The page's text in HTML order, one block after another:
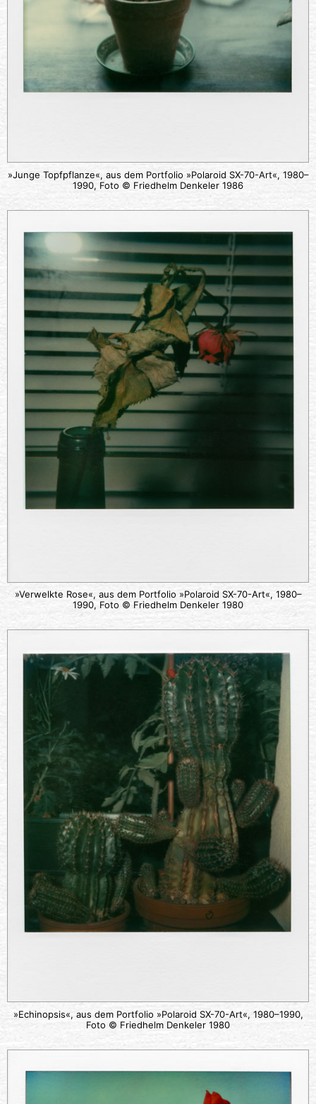
»Junge Topfpflanze«, aus dem Portfolio »Polaroid SX-70-Art«, 1980–
1990, Foto © Friedhelm Denkeler 1986
»Verwelkte Rose«, aus dem Portfolio »Polaroid SX-70-Art«, 1980–
1990, Foto © Friedhelm Denkeler 1980
»Echinopsis«, aus dem Portfolio »Polaroid SX-70-Art«, 1980–1990,
Foto © Friedhelm Denkeler 1980